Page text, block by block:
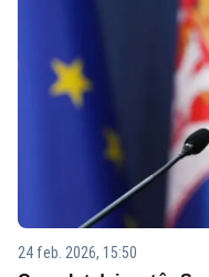
24 feb. 2026, 15:50